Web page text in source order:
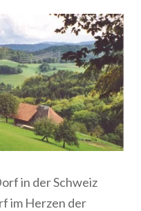
in der Schweiz
im Herzen der